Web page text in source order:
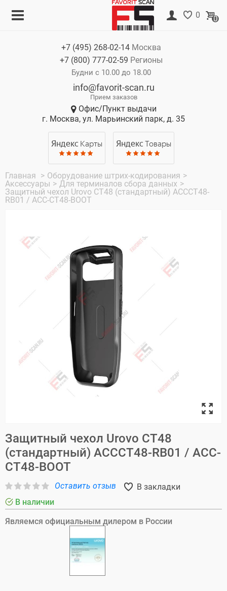
0 0
+7 (495) 268-02-14 Москва
+7 (800) 777-02-59 Регионы
Будни с 10.00 до 18.00
info@favorit-scan.ru
Прием заказов
Офис/Пункт выдачи
г. Москва, ул. Марьинский парк, д. 35
Яндекс Карты Яндекс Товары
Главная > Оборудование штрих-кодирования >
Аксессуары > Для терминалов сбора данных >
Защитный чехол Urovo СT48 (стандартный) ACCCT48-
RB01 / ACC-CT48-BOOT
Защитный чехол Urovo СT48
(стандартный) ACCCT48-RB01 / ACC-
CT48-BOOT
Оставить отзыв
В закладки
В наличии
Являемся официальным дилером в России
Корзина
Нет товаров